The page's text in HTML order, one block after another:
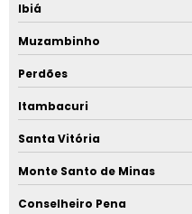
Ibiá
Muzambinho
Perdões
Itambacuri
Santa Vitória
Monte Santo de Minas
Conselheiro Pena